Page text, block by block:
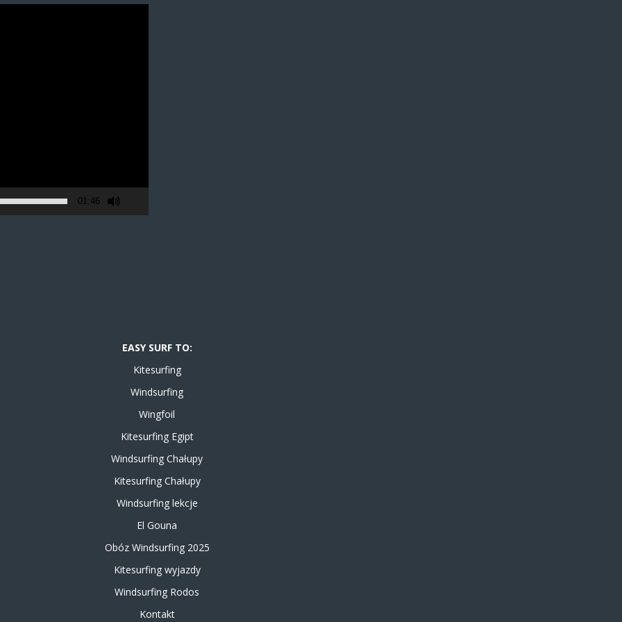
01:46
EASY SURF TO:
Kitesurfing
Windsurfing
Wingfoil
Kitesurfing Egipt
Windsurfing Chałupy
Kitesurfing Chałupy
Windsurfing lekcje
El Gouna
Obóz Windsurfing 2025
Kitesurfing wyjazdy
Windsurfing Rodos
Kontakt